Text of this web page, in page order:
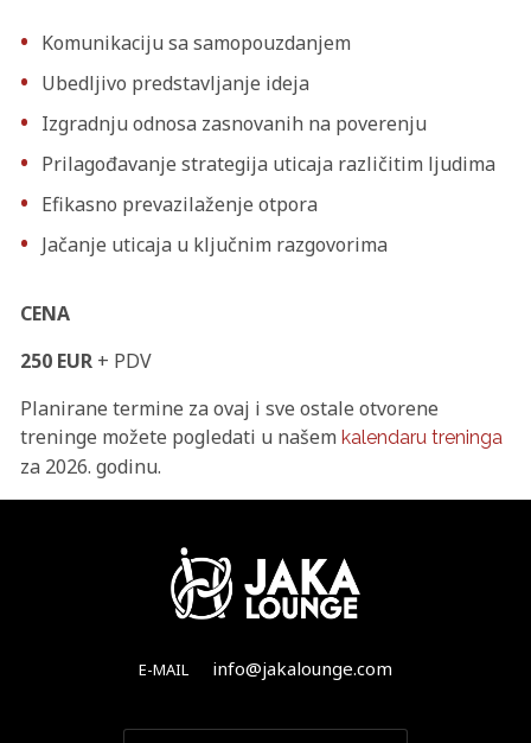
Komunikaciju sa samopouzdanjem
Ubedljivo predstavljanje ideja
Izgradnju odnosa zasnovanih na poverenju
Prilagođavanje strategija uticaja različitim ljudima
Efikasno prevazilaženje otpora
Jačanje uticaja u ključnim razgovorima
CENA
250 EUR + PDV
Planirane termine za ovaj i sve ostale otvorene
treninge možete pogledati u našem kalendaru treninga
za 2026. godinu.
E-MAIL info@jakalounge.com